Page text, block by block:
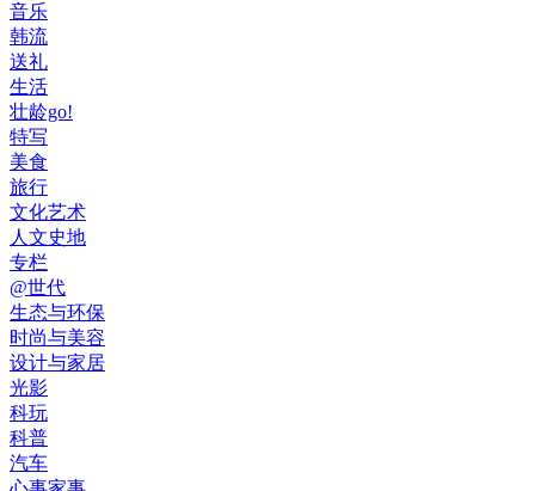
音乐
韩流
送礼
生活
壮龄go!
特写
美食
旅行
文化艺术
人文史地
专栏
@世代
生态与环保
时尚与美容
设计与家居
光影
科玩
科普
汽车